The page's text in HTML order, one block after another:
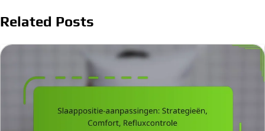
Related Posts